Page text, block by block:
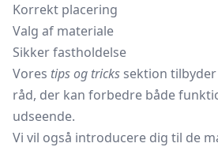
Korrekt placering
Valg af materiale
Sikker fastholdelse
Vores tips og tricks sektion
råd, der kan forbedre både
udseende.
Vi vil også introducere dig til de